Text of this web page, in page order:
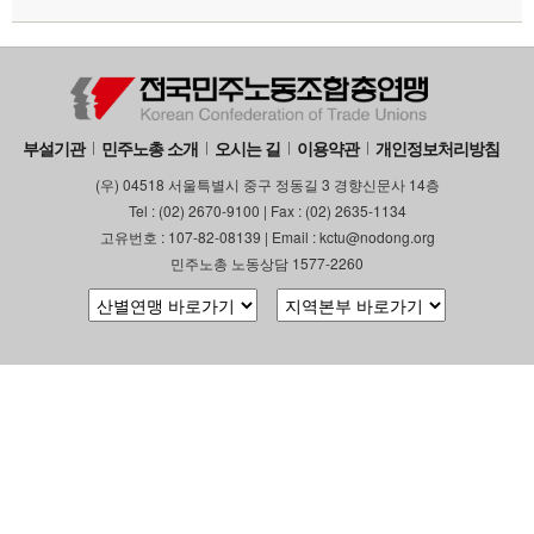
부설기관 민주노총 소개 오시는 길 이용약관 개인정보처리방침
(우) 04518 서울특별시 중구 정동길 3 경향신문사 14층
Tel : (02) 2670-9100 | Fax : (02) 2635-1134
고유번호 : 107-82-08139 | Email : kctu@nodong.org
민주노총 노동상담 1577-2260